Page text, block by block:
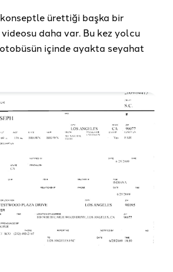
konseptle ürettiği başka bir
daha var. Bu kez yolcu
içinde ayakta seyahat